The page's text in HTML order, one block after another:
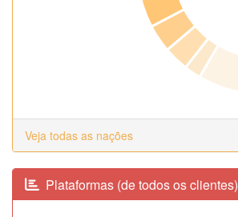
Veja todas as nações
Plataformas (de todos os clientes)